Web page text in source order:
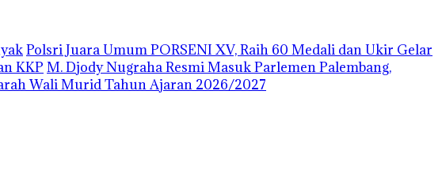
Polsri Juara Umum PORSENI XV, Raih 60 Medali dan Ukir Gelar
KKP M. Djody Nugraha Resmi Masuk Parlemen Palembang,
Wali Murid Tahun Ajaran 2026/2027